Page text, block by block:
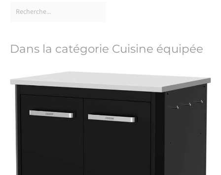
Dans la catégorie Cuisine équipée